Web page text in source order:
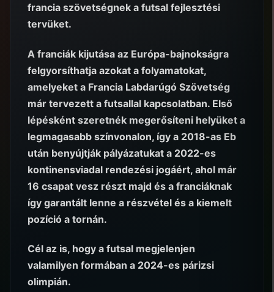
francia szövetségnek a futsal fejlesztési
tervüket.
A franciák kijutása az Európa-bajnokságra
felgyorsíthatja azokat a folyamatokat,
amelyeket a Francia Labdarúgó Szövetség
már tervezett a futsallal kapcsolatban. Első
lépésként szeretnék megerősíteni helyüket a
legmagasabb színvonalon, így a 2018-as Eb
után benyújtják pályázatukat a 2022-es
kontinensviadal rendezési jogáért, ahol már
16 csapat vesz részt majd és a franciáknak
így garantált lenne a részvétel és a kiemelt
pozíció a tornán.
Cél az is, hogy a futsal megjelenjen
valamilyen formában a 2024-es párizsi
olimpián.